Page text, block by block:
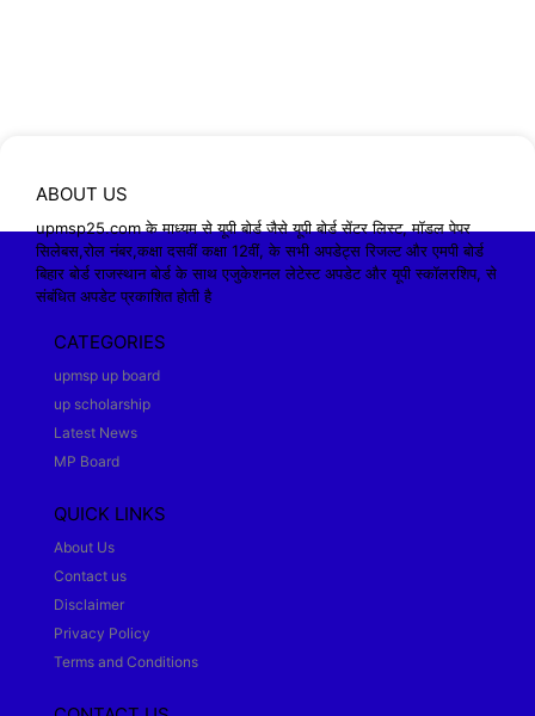
ABOUT US
upmsp25.com के माध्यम से यूपी बोर्ड जैसे यूपी बोर्ड सेंटर लिस्ट, मॉडल पेपर
सिलेबस,रोल नंबर,कक्षा दसवीं कक्षा 12वीं, के सभी अपडेट्स रिजल्ट और एमपी बोर्ड
बिहार बोर्ड राजस्थान बोर्ड के साथ एजुकेशनल लेटेस्ट अपडेट और यूपी स्कॉलरशिप, से
संबंधित अपडेट प्रकाशित होती है
CATEGORIES
upmsp up board
up scholarship
Latest News
MP Board
QUICK LINKS
About Us
Contact us
Disclaimer
Privacy Policy
Terms and Conditions